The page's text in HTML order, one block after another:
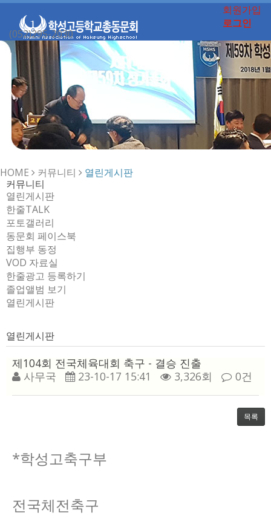
Toggle
navigation
회원가입
로그인
(052)295-2030
HOME 커뮤니티
열린게시판
커뮤니티
열린게시판
한줄TALK
포토갤러리
동문회 페이스북
집행부 동정
VOD 자료실
한줄광고 등록하기
졸업앨범 보기
열린게시판
열린게시판
제104회 전국체육대회 축구 - 결승 진출
사무국
23-10-17 15:41 3,326회 0건
목록
*학성고축구부
전국체전축구